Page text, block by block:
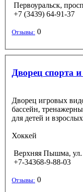
Первоуральск,
+7 (3439) 64-91-37
Отзывы: 0
Дворец спорта
Дворец игровых
бассейн,
для детей и
Хоккей
Верхняя Пышма,
+7-34368-9-88-03
Отзывы: 0